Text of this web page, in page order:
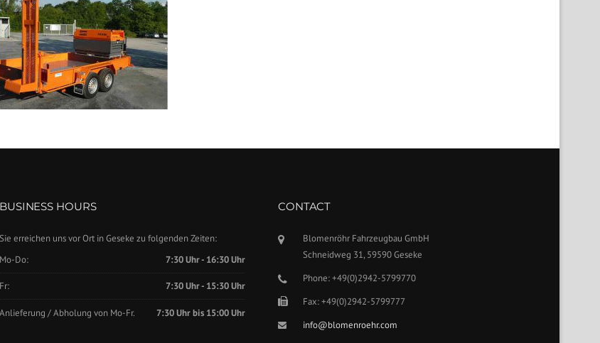
BUSINESS HOURS
Sie erreichen uns vor Ort in Geseke zu folgenden Zeiten:
Mo-Do:
7:30 Uhr - 16:30 Uhr
Fr: 7:30 Uhr - 15:30 Uhr
Anlieferung / Abholung von Mo-Fr. 7:30 Uhr bis 15:00 Uhr
CONTACT
Blomenröhr Fahrzeugbau GmbH
Schneidweg 31, 59590 Geseke
Phone: +49(0)2942-5799770
Fax: +49(0)2942-5799777
info@blomenroehr.com